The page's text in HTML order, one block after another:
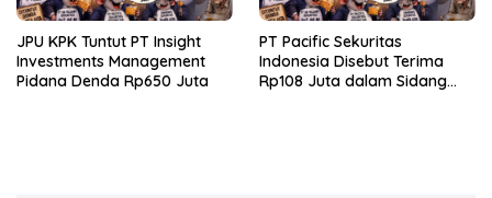
JPU KPK Tuntut PT Insight
Investments Management
Pidana Denda Rp650 Juta
PT Pacific Sekuritas
Indonesia Disebut Terima
Rp108 Juta dalam Sidang